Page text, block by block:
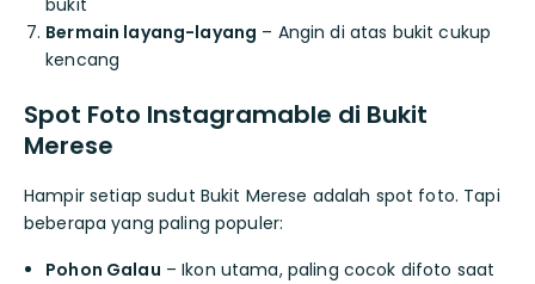
bukit
Bermain layang-layang – Angin di atas bukit cukup
kencang
Spot Foto Instagramable di Bukit
Merese
Hampir setiap sudut Bukit Merese adalah spot foto. Tapi
beberapa yang paling populer:
Pohon Galau – Ikon utama, paling cocok difoto saat